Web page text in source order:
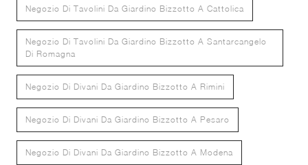
Negozio Di Tavolini Da Giardino Bizzotto A Cattolica
Negozio Di Tavolini Da Giardino Bizzotto A Santarcangelo
Di Romagna
Negozio Di Divani Da Giardino Bizzotto A Rimini
Negozio Di Divani Da Giardino Bizzotto A Pesaro
Negozio Di Divani Da Giardino Bizzotto A Modena